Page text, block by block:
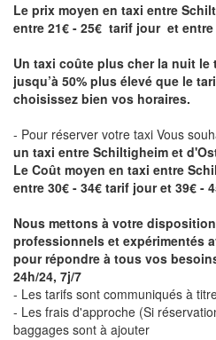
Le prix moyen en taxi entre
entre 21€ - 25€ tarif jour et
Un taxi coûte plus cher la nuit
jusqu’à 50% plus élevé que le
choisissez bien vos horaires.
- Pour réserver votre taxi Vous
un taxi entre Schiltigheim et
Le Coût moyen en taxi entre
entre 30€ - 34€ tarif jour et 39€ -
Nous mettons à votre
professionnels et expérimentés
pour répondre à tous vos
24h/24, 7j/7
- Les tarifs sont communiqués à
- Les frais d'approche (Si
baggages sont à ajouter